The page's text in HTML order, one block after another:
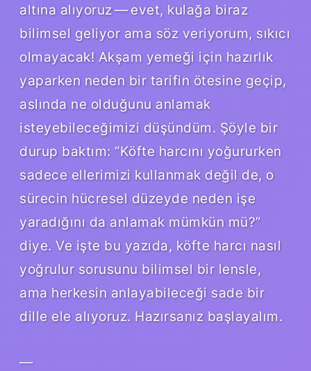
altına alıyoruz — evet, kulağa biraz
bilimsel geliyor ama söz veriyorum, sıkıcı
olmayacak! Akşam yemeği için hazırlık
yaparken neden bir tarifin ötesine geçip,
aslında ne olduğunu anlamak
isteyebileceğimizi düşündüm. Şöyle bir
durup baktım: “Köfte harcını yoğururken
sadece ellerimizi kullanmak değil de, o
sürecin hücresel düzeyde neden işe
yaradığını da anlamak mümkün mü?”
diye. Ve işte bu yazıda, köfte harcı nasıl
yoğrulur sorusunu bilimsel bir lensle,
ama herkesin anlayabileceği sade bir
dille ele alıyoruz. Hazırsanız başlayalım.
—